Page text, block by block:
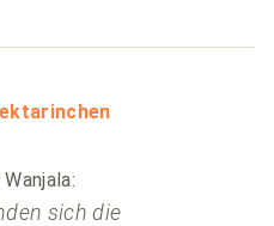
says:
Wanjala:
sich die